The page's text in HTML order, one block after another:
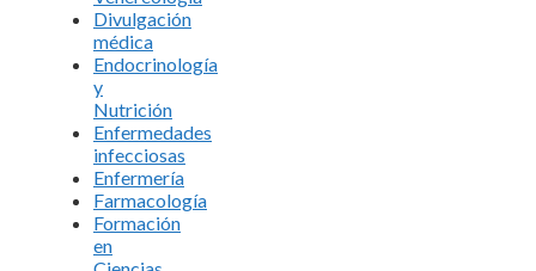
Divulgación
médica
Endocrinología
y
Nutrición
Enfermedades
infecciosas
Enfermería
Farmacología
Formación
en